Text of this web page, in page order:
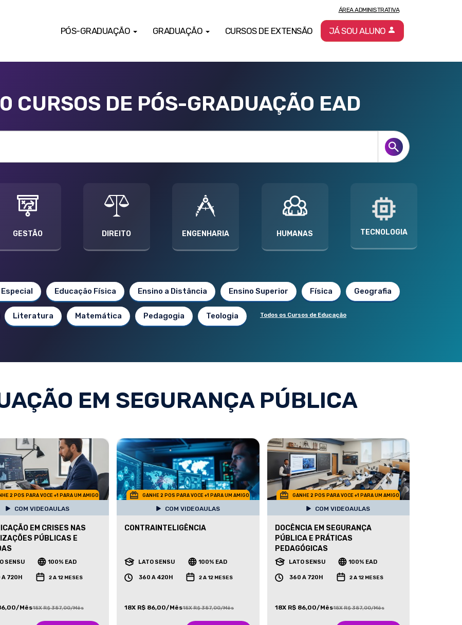
PÓS-GRADUAÇÃO GRADUAÇÃO CURSOS DE EXTENSÃO
ÁREA ADMINISTRATIVA
JÁ SOU ALUNO
CURSOS DE PÓS-GRADUAÇÃO EAD
GESTÃO DIREITO ENGENHARIA HUMANAS TECNOLOGIA
Educação Física Ensino a Distância Ensino Superior Física Geografia
Literatura Matemática Pedagogia Teologia Todos os Cursos de Educação
EM SEGURANÇA PÚBLICA
2 POS PARA VOCE +1 PARA UM AMIGO
COM VIDEOAULAS
EM CRISES NAS
PÚBLICAS E
SENSU 100% EAD
720H 2 A 12 MESES
Mês18X R$ 387,00/Mês
GANHE 2 POS PARA VOCE +1 PARA UM AMIGO
COM VIDEOAULAS
CONTRAINTELIGÊNCIA
LATO SENSU 100% EAD
360 A 420H 2 A 12 MESES
18X R$ 86,00/Mês18X R$ 387,00/Mês
GANHE 2 POS PARA VOCE +1 PARA UM AMIGO
COM VIDEOAULAS
DOCÊNCIA EM SEGURANÇA
PÚBLICA E PRÁTICAS
PEDAGÓGICAS
LATO SENSU 100% EAD
360 A 720H 2 A 12 MESES
18X R$ 86,00/Mês18X R$ 387,00/Mês